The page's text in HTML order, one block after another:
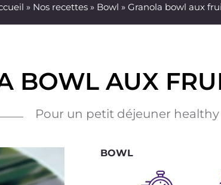
» Nos recettes » Bowl » Granola bowl aux
BOWL AUX
Pour un petit déjeuner healthy
BOWL